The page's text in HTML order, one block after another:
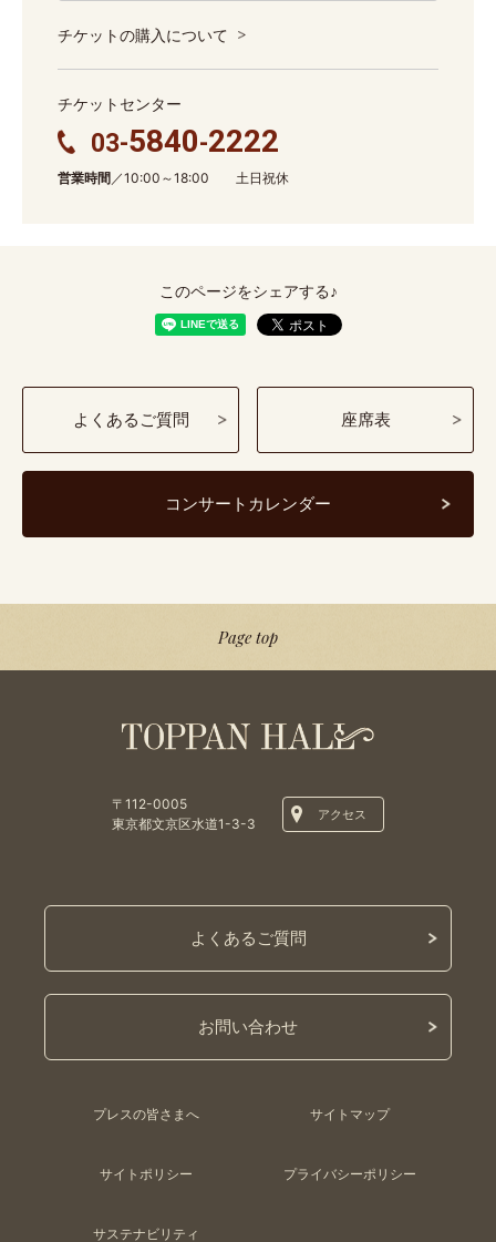
チケットの購入について
チケットセンター
03-5840-2222
営業時間 ／10:00～18:00 土日祝休
このページをシェアする♪
よくあるご質問 座席表
コンサートカレンダー
Page top
〒112-0005
東京都文京区水道1-3-3
アクセス
よくあるご質問
お問い合わせ
プレスの皆さまへ サイトマップ
サイトポリシー プライバシーポリシー
サステナビリティ